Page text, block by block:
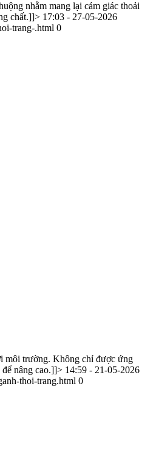
nhằm mang lại cảm giác thoải
chất.]]> 17:03 - 27-05-2026
trang-.html 0
môi trường. Không chỉ được ứng
nâng cao.]]> 14:59 - 21-05-2026
thoi-trang.html 0